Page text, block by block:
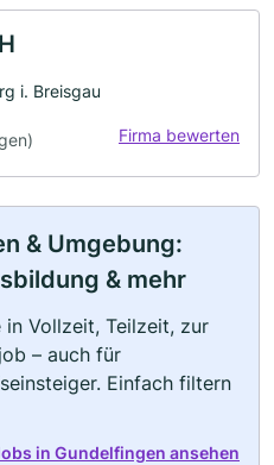
i. Breisgau
Firma bewerten
& Umgebung:
& mehr
Vollzeit, Teilzeit, zur
– auch für
Einfach filtern
in Gundelfingen ansehen